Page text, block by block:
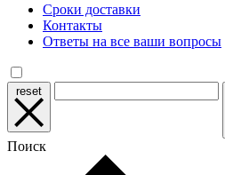
Сроки доставки
Контакты
Ответы на все ваши вопросы
reset
Поиск